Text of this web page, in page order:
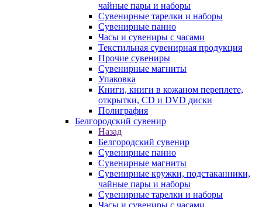
чайные пары и наборы
Сувенирные тарелки и наборы
Сувенирные панно
Часы и сувениры с часами
Текстильная сувенирная продукция
Прочие сувениры
Сувенирные магниты
Упаковка
Книги, книги в кожаном переплете,
открытки, CD и DVD диски
Полиграфия
Белгородский сувенир
Назад
Белгородский сувенир
Сувенирные панно
Сувенирные магниты
Сувенирные кружки, подстаканники,
чайные пары и наборы
Сувенирные тарелки и наборы
Часы и сувениры с часами